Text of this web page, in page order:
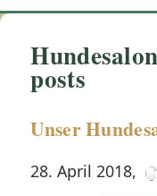
posts
Unser
28. April 2018,